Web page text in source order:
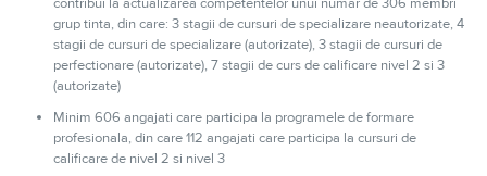
contribui la actualizarea competentelor unui numar de 306 membri
grup tinta, din care: 3 stagii de cursuri de specializare neautorizate, 4
stagii de cursuri de specializare (autorizate), 3 stagii de cursuri de
perfectionare (autorizate), 7 stagii de curs de calificare nivel 2 si 3
(autorizate)
Minim 606 angajati care participa la programele de formare
profesionala, din care 112 angajati care participa la cursuri de
calificare de nivel 2 si nivel 3